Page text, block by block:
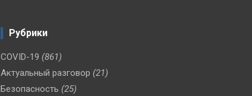
Рубрики
COVID-19 (861)
Актуальный разговор (21)
Безопасность (25)